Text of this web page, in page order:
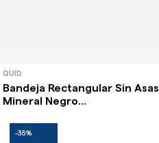
QUID
Bandeja Rectangular Sin Asas
Mineral Negro...
-35%